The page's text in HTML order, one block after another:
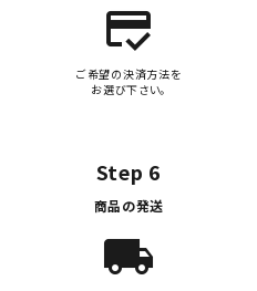
credit_score
ご希望の決済方法を
お選び下さい。
Step 6
商品の発送
local_shipping